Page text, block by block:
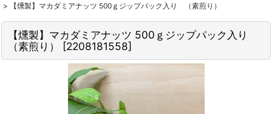
>
【燻製】マカダミアナッツ 500ｇジップパック入り （素煎り）
【燻製】マカダミアナッツ 500ｇジップパック入り
（素煎り）
[2208181558]